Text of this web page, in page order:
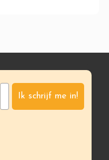
Ik schrijf me in!